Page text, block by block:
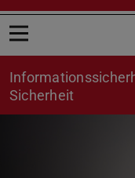
Menü öffnen
Sicherheit